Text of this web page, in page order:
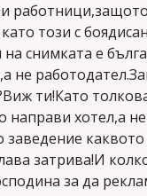
този с
снимката е
не
ти!Като
направи хотел,а не
заведение
затрива!И
за да